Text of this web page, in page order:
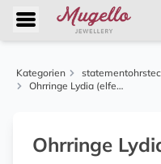
Kategorien
Ohrringe Lydia (elfenbein)
Ohrringe